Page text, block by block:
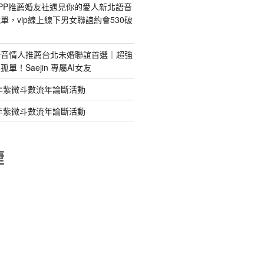
推薦婚友社遇見你的愛人新北語音
，vip線上線下男女聯誼約會530破
情人推薦台北未婚聯誼首選｜超強
單！Saejin 專屬AI女友
微斗數流年論斷活動
微斗數流年論斷活動